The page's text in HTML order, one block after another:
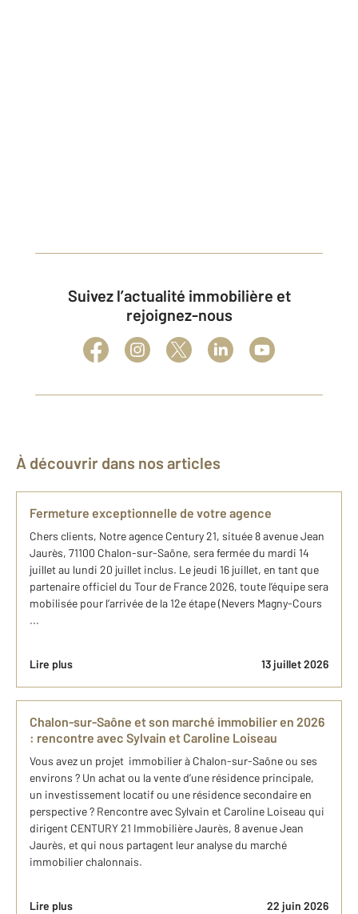
Suivez l’actualité immobilière et
rejoignez-nous
À découvrir dans nos articles
Fermeture exceptionnelle de votre agence
Chers clients, Notre agence Century 21, située 8 avenue Jean
Jaurès, 71100 Chalon-sur-Saône, sera fermée du mardi 14
juillet au lundi 20 juillet inclus. Le jeudi 16 juillet, en tant que
partenaire officiel du Tour de France 2026, toute l’équipe sera
mobilisée pour l’arrivée de la 12e étape (Nevers Magny-Cours
...
Lire plus 13 juillet 2026
Chalon-sur-Saône et son marché immobilier en 2026
: rencontre avec Sylvain et Caroline Loiseau
Vous avez un projet immobilier à Chalon-sur-Saône ou ses
environs ? Un achat ou la vente d’une résidence principale,
un investissement locatif ou une résidence secondaire en
perspective ? Rencontre avec Sylvain et Caroline Loiseau qui
dirigent CENTURY 21 Immobilière Jaurès, 8 avenue Jean
Jaurès, et qui nous partagent leur analyse du marché
immobilier chalonnais.
Lire plus 22 juin 2026